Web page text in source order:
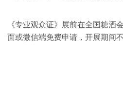
《专业观众证》展前在全国糖酒
面或微信端免费申请，开展期间不